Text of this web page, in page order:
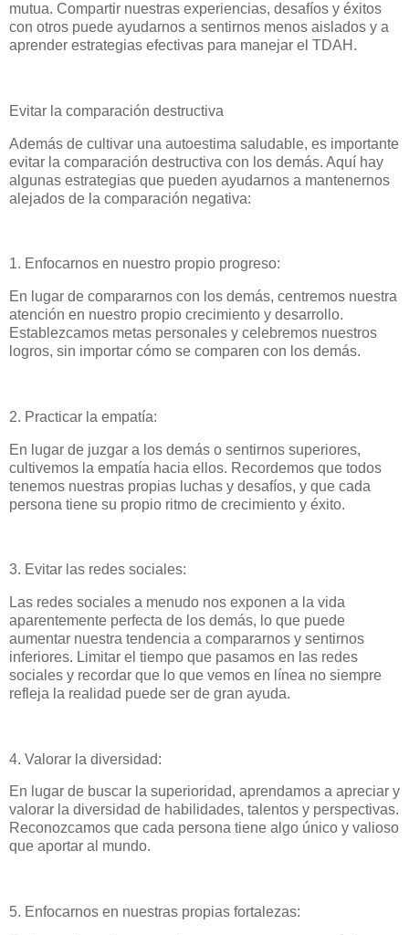
mutua. Compartir nuestras experiencias, desafíos y éxitos
con otros puede ayudarnos a sentirnos menos aislados y a
aprender estrategias efectivas para manejar el TDAH.
Evitar la comparación destructiva
Además de cultivar una autoestima saludable, es importante
evitar la comparación destructiva con los demás. Aquí hay
algunas estrategias que pueden ayudarnos a mantenernos
alejados de la comparación negativa:
1. Enfocarnos en nuestro propio progreso:
En lugar de compararnos con los demás, centremos nuestra
atención en nuestro propio crecimiento y desarrollo.
Establezcamos metas personales y celebremos nuestros
logros, sin importar cómo se comparen con los demás.
2. Practicar la empatía:
En lugar de juzgar a los demás o sentirnos superiores,
cultivemos la empatía hacia ellos. Recordemos que todos
tenemos nuestras propias luchas y desafíos, y que cada
persona tiene su propio ritmo de crecimiento y éxito.
3. Evitar las redes sociales:
Las redes sociales a menudo nos exponen a la vida
aparentemente perfecta de los demás, lo que puede
aumentar nuestra tendencia a compararnos y sentirnos
inferiores. Limitar el tiempo que pasamos en las redes
sociales y recordar que lo que vemos en línea no siempre
refleja la realidad puede ser de gran ayuda.
4. Valorar la diversidad:
En lugar de buscar la superioridad, aprendamos a apreciar y
valorar la diversidad de habilidades, talentos y perspectivas.
Reconozcamos que cada persona tiene algo único y valioso
que aportar al mundo.
5. Enfocarnos en nuestras propias fortalezas: